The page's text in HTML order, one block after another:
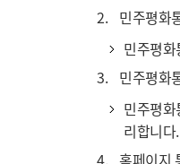
2. 민주평화
민주평
3. 민주평화
민주평
리합니다.
4. 홈페이지